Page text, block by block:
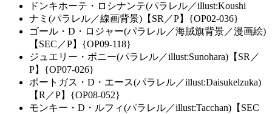
ドンキホーテ・ロシナンテ(パラレル／illust:Koushi
ナミ(パラレル／線画背景)【SR／P】{OP02-036}
ゴール・D・ロジャー(パラレル／海賊旗背景／漫画絵)
【SEC／P】{OP09-118}
ジュエリー・ボニー(パラレル／illust:Sunohara)【SR／
P】{OP07-026}
ポートガス・D・エース(パラレル／illust:Daisukelzuka)
【R／P】{OP08-052}
モンキー・D・ルフィ(パラレル／illust:Tacchan)【SEC